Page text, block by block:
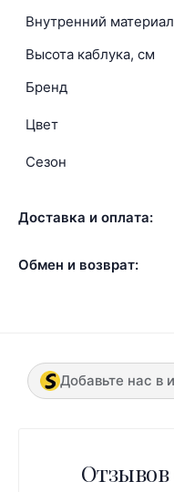
Внутренний материал
Высота каблука, см
Бренд
Цвет
Сезон
Доставка и оплата:
Обмен и возврат:
Добавьте нас в